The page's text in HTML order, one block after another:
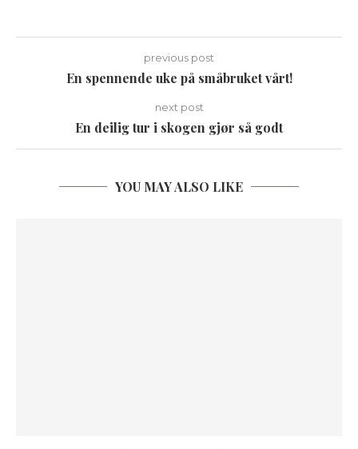
previous post
En spennende uke på småbruket vårt!
next post
En deilig tur i skogen gjør så godt
YOU MAY ALSO LIKE